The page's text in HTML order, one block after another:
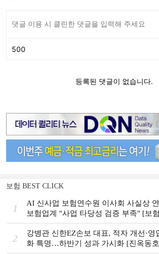
보험 BEST CLICK
1
AI 신사업 보험연수원 이사회 사실상
보험업계 "사업 타당성 검증 부족" [보
원 AI사업 논란]
2
강병관 신한EZ손보 대표, 적자 개선·영
화 특명…하반기 성과 가시화 [진옥동